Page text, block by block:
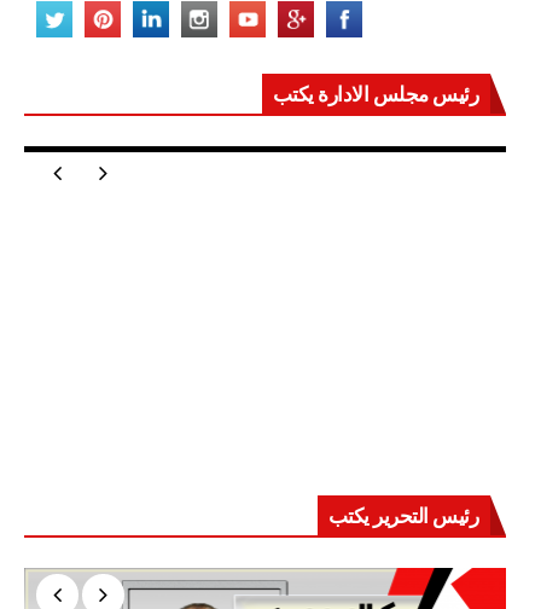
رئيس مجلس الادارة يكتب
مصر تعيد للعالم اتزانه
رئيس التحرير يكتب